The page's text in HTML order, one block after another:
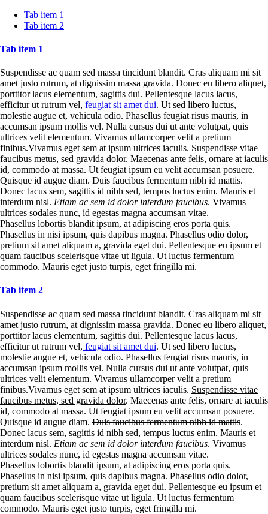
Tab item 1
Tab item 2
Tab item 1
Suspendisse ac quam sed massa tincidunt blandit. Cras aliquam mi sit
amet justo rutrum, at dignissim massa gravida. Donec eu libero aliquet,
porttitor lacus elementum, sagittis dui. Pellentesque lacus lacus,
efficitur ut rutrum vel, feugiat sit amet dui. Ut sed libero luctus,
molestie augue et, vehicula odio. Phasellus feugiat risus mauris, in
accumsan ipsum mollis vel. Nulla cursus dui ut ante volutpat, quis
ultrices velit elementum. Vivamus ullamcorper velit a pretium
finibus.Vivamus eget sem at ipsum ultrices iaculis. Suspendisse vitae
faucibus metus, sed gravida dolor. Maecenas ante felis, ornare at iaculis
id, commodo at massa. Ut feugiat ipsum eu velit accumsan posuere.
Quisque id augue diam. Duis faucibus fermentum nibh id mattis.
Donec lacus sem, sagittis id nibh sed, tempus luctus enim. Mauris et
interdum nisl. Etiam ac sem id dolor interdum faucibus. Vivamus
ultrices sodales nunc, id egestas magna accumsan vitae.
Phasellus lobortis blandit ipsum, at adipiscing eros porta quis.
Phasellus in nisi ipsum, quis dapibus magna. Phasellus odio dolor,
pretium sit amet aliquam a, gravida eget dui. Pellentesque eu ipsum et
quam faucibus scelerisque vitae ut ligula. Ut luctus fermentum
commodo. Mauris eget justo turpis, eget fringilla mi.
Tab item 2
Suspendisse ac quam sed massa tincidunt blandit. Cras aliquam mi sit
amet justo rutrum, at dignissim massa gravida. Donec eu libero aliquet,
porttitor lacus elementum, sagittis dui. Pellentesque lacus lacus,
efficitur ut rutrum vel, feugiat sit amet dui. Ut sed libero luctus,
molestie augue et, vehicula odio. Phasellus feugiat risus mauris, in
accumsan ipsum mollis vel. Nulla cursus dui ut ante volutpat, quis
ultrices velit elementum. Vivamus ullamcorper velit a pretium
finibus.Vivamus eget sem at ipsum ultrices iaculis. Suspendisse vitae
faucibus metus, sed gravida dolor. Maecenas ante felis, ornare at iaculis
id, commodo at massa. Ut feugiat ipsum eu velit accumsan posuere.
Quisque id augue diam. Duis faucibus fermentum nibh id mattis.
Donec lacus sem, sagittis id nibh sed, tempus luctus enim. Mauris et
interdum nisl. Etiam ac sem id dolor interdum faucibus. Vivamus
ultrices sodales nunc, id egestas magna accumsan vitae.
Phasellus lobortis blandit ipsum, at adipiscing eros porta quis.
Phasellus in nisi ipsum, quis dapibus magna. Phasellus odio dolor,
pretium sit amet aliquam a, gravida eget dui. Pellentesque eu ipsum et
quam faucibus scelerisque vitae ut ligula. Ut luctus fermentum
commodo. Mauris eget justo turpis, eget fringilla mi.